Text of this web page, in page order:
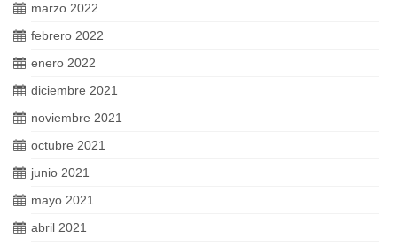
marzo 2022
febrero 2022
enero 2022
diciembre 2021
noviembre 2021
octubre 2021
junio 2021
mayo 2021
abril 2021